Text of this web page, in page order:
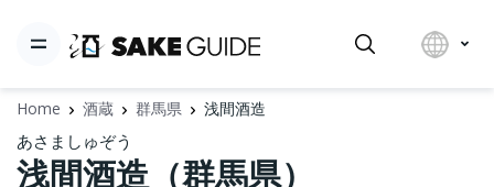
Home 酒蔵 群馬県 浅間酒造
あさましゅぞう
浅間酒造（群馬県）